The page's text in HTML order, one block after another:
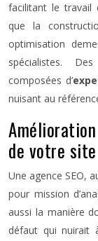
facilitant le travail
que la
optimisation
spécialistes.
composées d’
nuisant au
de votre site
Une agence SEO,
pour mission
aussi la manière
défaut qui nuirait